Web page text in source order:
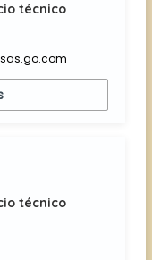
técnico
técnico